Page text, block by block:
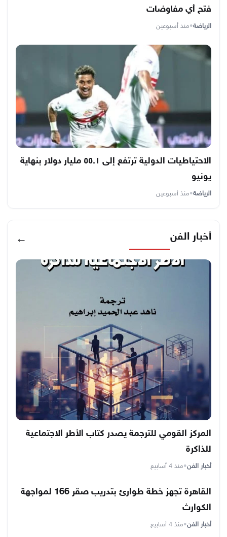
فتح أي مفاوضات
الرياضة•منذ أسبوعين
الاحتياطيات الدولية ترتفع إلى ٥٥.١ مليار دولار بنهاية
يونيو
الرياضة•منذ أسبوعين
أخبار الفن ←
المركز القومي للترجمة يصدر كتاب الأطر الاجتماعية
للذاكرة
أخبار الفن•منذ 4 أسابيع
القاهرة تجهز خطة طوارئ بتدريب صقر 166 لمواجهة
الكوارث
أخبار الفن•منذ 4 أسابيع